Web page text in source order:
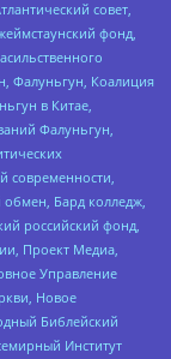
совет,
фонд,
Фалуньгун, Коалиция
в Китае,
Фалуньгун,
современности,
Бард колледж,
российский фонд,
Проект Медиа,
Управление
Новое
Библейский
Институт